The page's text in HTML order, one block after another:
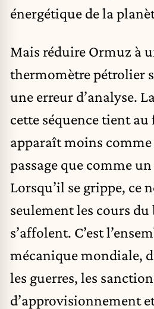
énergétique de la
Mais réduire Ormuz à
thermomètre pétrolier
une erreur d’analyse.
cette séquence tient
apparaît moins
passage que comme
Lorsqu’il se grippe, ce
seulement les cours
s’affolent. C’est
mécanique mondiale,
les guerres, les
d’approvisionnement